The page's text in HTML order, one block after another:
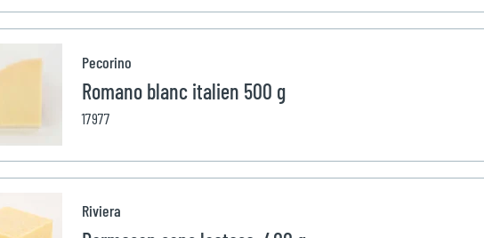
Pecorino
Romano blanc italien 500 g
17977
Riviera